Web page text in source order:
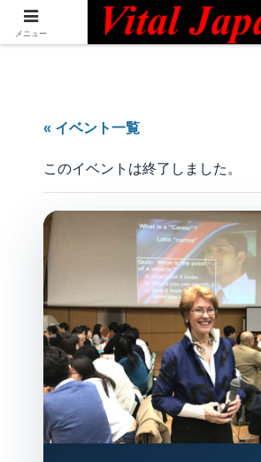
日本最大級の英語コミュニティ・Bilingual
« イベント一覧
このイベントは終了しました。
メニュー